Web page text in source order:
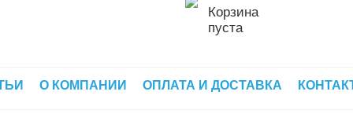
Корзина
пуста
О КОМПАНИИ ОПЛАТА И ДОСТАВКА